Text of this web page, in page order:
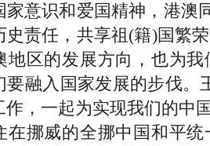
家意识和爱国精神，港澳
史责任，共享祖(籍)国繁
地区的发展方向，也为
要融入国家发展的步伐。
作，一起为实现我们的中
威的全挪中国和平统